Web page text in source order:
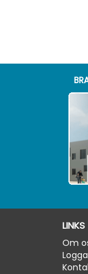
LINKS
Om